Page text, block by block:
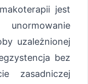
jest
uzależnionej
bez
zasadniczej